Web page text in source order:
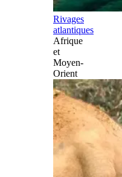
Rivages
atlantiques
Afrique
et
Moyen-
Orient